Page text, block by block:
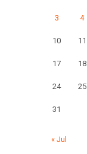
3 4
10 11
17 18
24 25
31
« Jul